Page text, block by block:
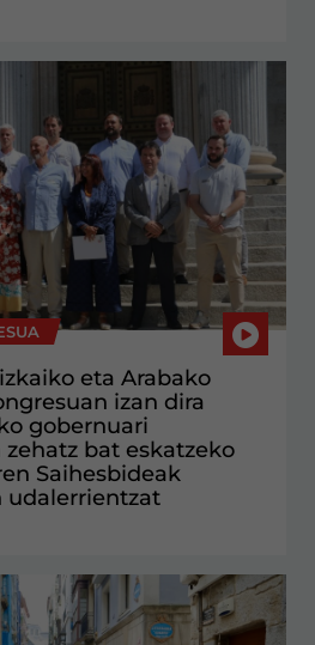
eta Arabako
izan dira
gobernuari
bat eskatzeko
Saihesbideak